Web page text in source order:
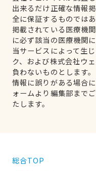
出来るだけ正確な情報
全に保証するものではあ
掲載されている医療機
に必ず該当の医療機関
当サービスによって生
ク、および株式会社ウ
負わないものとします。
情報に誤りがある場合
ォームより編集部まで
たします。
総合TOP